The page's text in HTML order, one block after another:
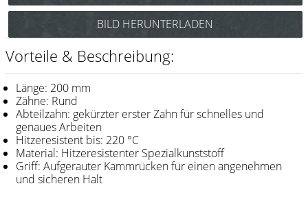
Y.S. Park
Fejic
e-kwip
Bürsten
Y.S. Park
Werkzeugtaschen
Y.S. Park Carbon Schneidekamm Nr.452
(schwarz) Art.Nr.: 85Y452cs
(grün) Art.Nr.: 85y452gr
Y.S. Park Schneidekamm Nr.452
(rot) Art.Nr.: 85y452r
Y.S. Park Schneidekamm Nr.452
(weiß) Art.Nr.: 85y452w
BILD HERUNTERLADEN
Vorteile & Beschreibung:
Länge: 200 mm
Zähne: Rund
Abteilzahn: gekürzter erster Zahn für schnelles und
genaues Arbeiten
Hitzeresistent bis: 220 °C
Material: Hitzeresistenter Spezialkunststoff
Griff: Aufgerauter Kammrücken für einen angenehmen
und sicheren Halt